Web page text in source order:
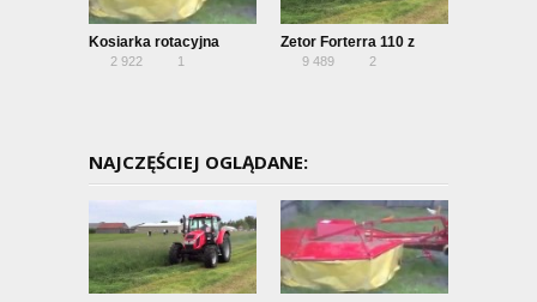
Kosiarka rotacyjna
2 922 1
Zetor Forterra 110 z
kosiarką POTTINGER
9 489 2
NAJCZĘŚCIEJ OGLĄDANE: